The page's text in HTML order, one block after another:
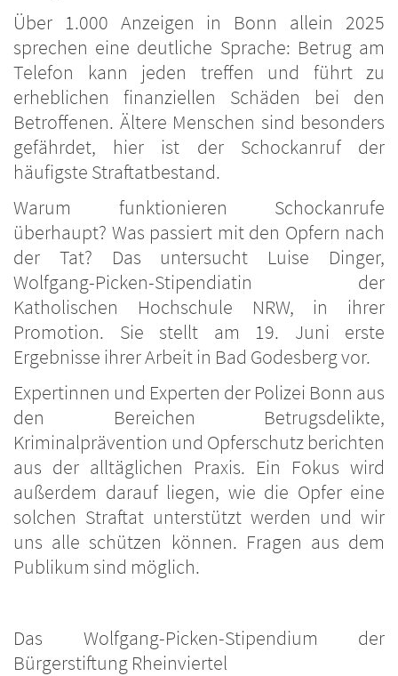
Über 1.000 Anzeigen in Bonn allein 2025
sprechen eine deutliche Sprache: Betrug am
Telefon kann jeden treffen und führt zu
erheblichen finanziellen Schäden bei den
Betroffenen. Ältere Menschen sind besonders
gefährdet, hier ist der Schockanruf der
häufigste Straftatbestand.
Warum funktionieren Schockanrufe
überhaupt? Was passiert mit den Opfern nach
der Tat? Das untersucht Luise Dinger,
Wolfgang-Picken-Stipendiatin der
Katholischen Hochschule NRW, in ihrer
Promotion. Sie stellt am 19. Juni erste
Ergebnisse ihrer Arbeit in Bad Godesberg vor.
Expertinnen und Experten der Polizei Bonn aus
den Bereichen Betrugsdelikte,
Kriminalprävention und Opferschutz berichten
aus der alltäglichen Praxis. Ein Fokus wird
außerdem darauf liegen, wie die Opfer eine
solchen Straftat unterstützt werden und wir
uns alle schützen können. Fragen aus dem
Publikum sind möglich.
Das Wolfgang-Picken-Stipendium der
Bürgerstiftung Rheinviertel